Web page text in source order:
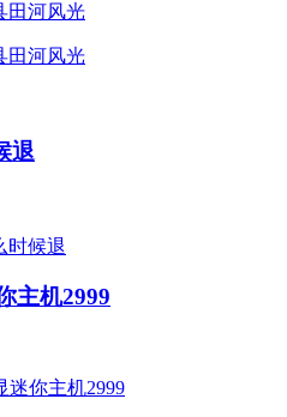
退
主机2999